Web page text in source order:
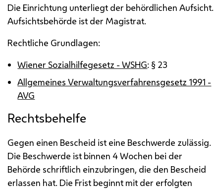
Die Einrichtung unterliegt der behördlichen Aufsicht.
Aufsichtsbehörde ist der Magistrat.
Rechtliche Grundlagen:
Wiener Sozialhilfegesetz - WSHG: § 23
Allgemeines Verwaltungsverfahrensgesetz 1991 -
AVG
Rechtsbehelfe
Gegen einen Bescheid ist eine Beschwerde zulässig.
Die Beschwerde ist binnen 4 Wochen bei der
Behörde schriftlich einzubringen, die den Bescheid
erlassen hat. Die Frist beginnt mit der erfolgten